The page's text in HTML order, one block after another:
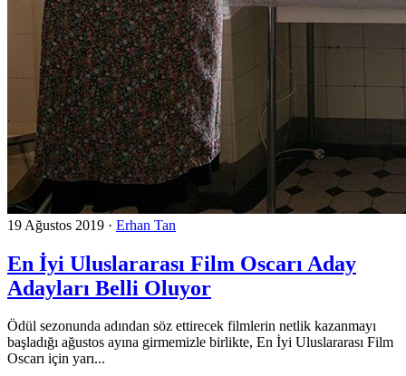
19 Ağustos 2019 · Erhan Tan
En İyi Uluslararası Film Oscarı Aday
Adayları Belli Oluyor
Ödül sezonunda adından söz ettirecek filmlerin netlik kazanmayı
başladığı ağustos ayına girmemizle birlikte, En İyi Uluslararası Film
Oscarı için yarı...